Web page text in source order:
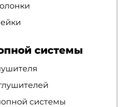
системы
системы